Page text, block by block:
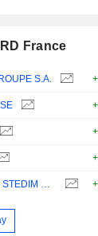
France
S.A.